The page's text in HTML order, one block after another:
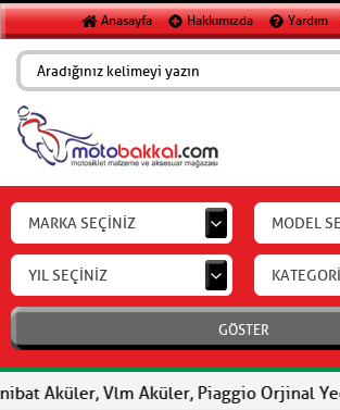
Anasayfa Hakkımızda Yardım
MARKA SEÇİNİZ MODEL
YIL SEÇİNİZ
GÖSTER
Vlm Aküler, Piaggio Orjinal Yedek